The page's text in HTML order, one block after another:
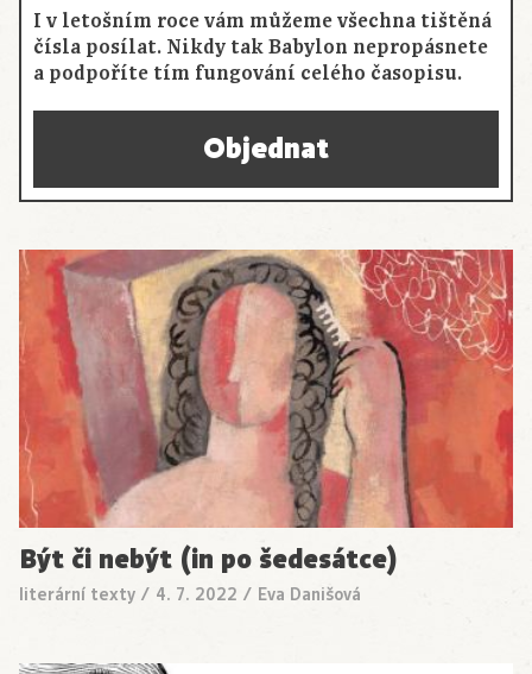
I v letošním roce vám můžeme všechna tištěná
čísla posílat. Nikdy tak Babylon nepropásnete
a podpoříte tím fungování celého časopisu.
Objednat
Být či nebýt (in po šedesátce)
literární texty / 4. 7. 2022 / Eva Danišová